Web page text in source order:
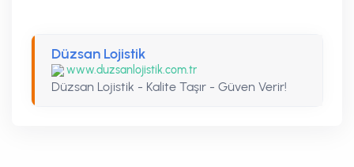
Düzsan Lojistik
www.duzsanlojistik.com.tr
Düzsan Lojistik - Kalite Taşır - Güven Verir!